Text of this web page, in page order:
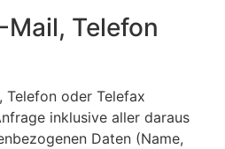
Telefon
Telefon oder Telefax
inklusive aller daraus
Daten (Name,